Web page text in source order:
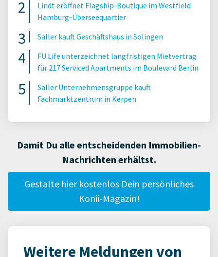
Lindt eröffnet Flagship-Boutique im Westfield
Hamburg-Überseequartier
Saller kauft Geschäftshaus in Solingen
FU.Life unterzeichnet langfristigen Mietvertrag
für 217 Serviced Apartments im Boulevard Berlin
Saller Unternehmensgruppe kauft
Fachmarktzentrum in Kerpen
Damit Du alle entscheidenden Immobilien-
Nachrichten erhältst.
Gestalte hier kostenlos Dein persönliches
Konii-Magazin!
Weitere Meldungen von